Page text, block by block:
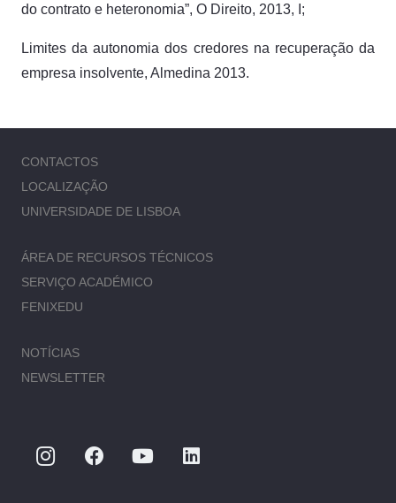
do contrato e heteronomia”, O Direito, 2013, I;
Limites da autonomia dos credores na recuperação da
empresa insolvente, Almedina 2013.
CONTACTOS
LOCALIZAÇÃO
UNIVERSIDADE DE LISBOA
ÁREA DE RECURSOS TÉCNICOS
SERVIÇO ACADÉMICO
FENIXEDU
NOTÍCIAS
NEWSLETTER